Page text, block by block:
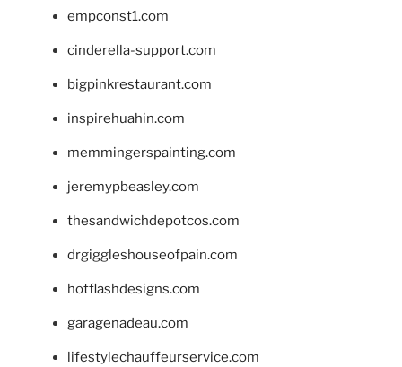
empconst1.com
cinderella-support.com
bigpinkrestaurant.com
inspirehuahin.com
memmingerspainting.com
jeremypbeasley.com
thesandwichdepotcos.com
drgiggleshouseofpain.com
hotflashdesigns.com
garagenadeau.com
lifestylechauffeurservice.com